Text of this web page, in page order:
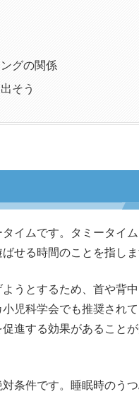
グの関係
そう
イムです。タミータイ
せる時間のことを指しま
うとするため、首や背
児科学会でも推奨され
進する効果があること
条件です。睡眠時のう